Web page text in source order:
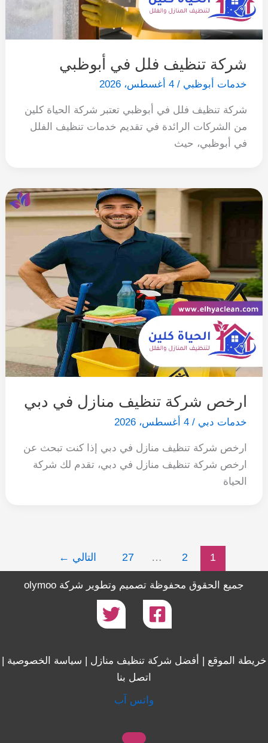
شركة تنظيف فلل في أبوظبي
خدمات أبوظبي /4 أغسطس، 2026
شركة تنظيف فلل في أبوظبي تعتبر شركة الحياة كلين
من الشركات الرائدة في تقديم خدمات تنظيف الفلل
في أبوظبي، حيث
ارخص شركة تنظيف منازل في دبي
خدمات دبي /4 أغسطس، 2026
ارخص شركة تنظيف منازل في دبي إذا كنت تبحث عن
ارخص شركة تنظيف منازل في دبي، تقدم لك شركة
الحياة
1
2
…
27 التالي←
جميع الحقوق محفوظة تصميم وتطوير شركة olymoo
الموقع| أفضل شركة تنظيف منازل | سياسة الخصوصية|
اتصل بنا
واتس آب